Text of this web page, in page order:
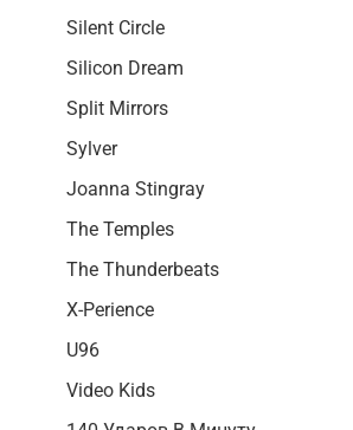
Silent Circle
Silicon Dream
Split Mirrors
Sylver
Joanna Stingray
The Temples
The Thunderbeats
X-Perience
U96
Video Kids